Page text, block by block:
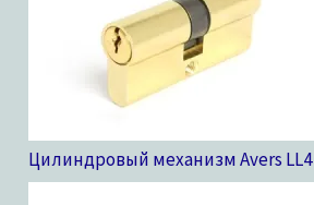
Цилиндровый механизм Avers LL4